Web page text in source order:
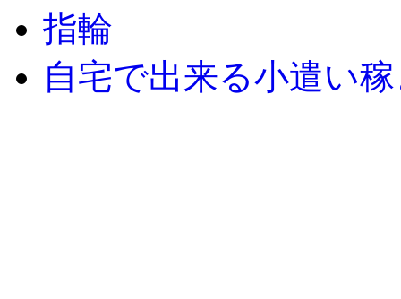
指輪
自宅で出来る小遣い